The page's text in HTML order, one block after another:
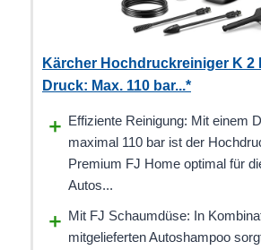
Kärcher Hochdruckreiniger K 2
Druck: Max. 110 bar...*
Effiziente Reinigung: Mit einem
maximal 110 bar ist der
Premium FJ Home optimal für
Autos...
Mit FJ Schaumdüse: In
mitgelieferten Autoshampoo